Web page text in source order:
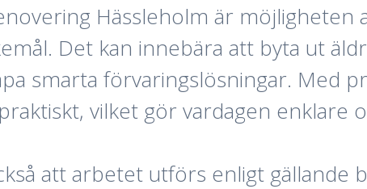
Hässleholm är möjligheten
Det kan innebära att byta ut
smarta förvaringslösningar. Med
vilket gör vardagen enklare
att arbetet utförs enligt gällande